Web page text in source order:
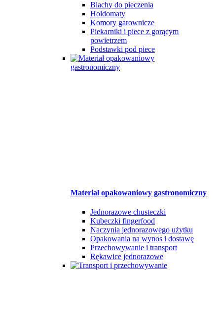
Blachy do pieczenia
Holdomaty
Komory garownicze
Piekarniki i piece z gorącym
powietrzem
Podstawki pod piece
Materiał opakowaniowy gastronomiczny
Jednorazowe chusteczki
Kubeczki fingerfood
Naczynia jednorazowego użytku
Opakowania na wynos i dostawę
Przechowywanie i transport
Rękawice jednorazowe